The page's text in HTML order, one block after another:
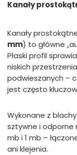
Kanały
Kanały
mm) to główne
Płaski profil
niskich
podwieszanych –
jest często
Wykonane z
sztywne i odporne
mb i 1 mb –
ani klejenia.